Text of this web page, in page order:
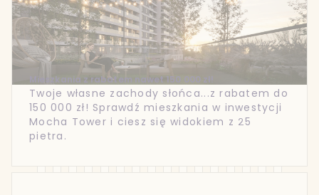
Mieszkania z rabatem nawet 150 000 zł!
Twoje własne zachody słońca...z rabatem do
150 000 zł! Sprawdź mieszkania w inwestycji
Mocha Tower i ciesz się widokiem z 25
pietra.